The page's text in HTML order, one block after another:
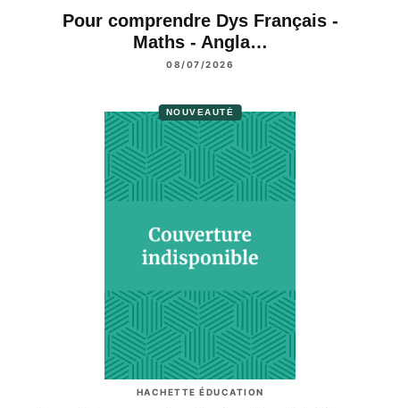
Pour comprendre Dys Français -
Maths - Angla…
08/07/2026
NOUVEAUTÉ
HACHETTE ÉDUCATION